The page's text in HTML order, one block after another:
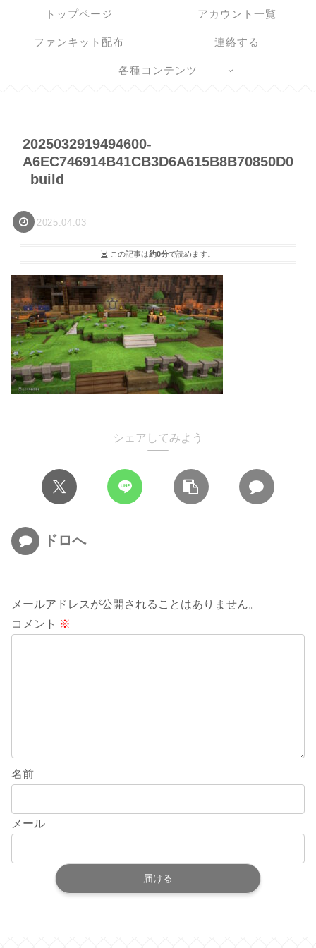
トップページ アカウント一覧
ファンキット配布 連絡する
各種コンテンツ
2025032919494600-
A6EC746914B41CB3D6A615B8B70850D0
_build
2025.04.03
この記事は約0分で読めます。
シェアしてみよう
ドロへ
メールアドレスが公開されることはありません。
コメント ※
名前
メール